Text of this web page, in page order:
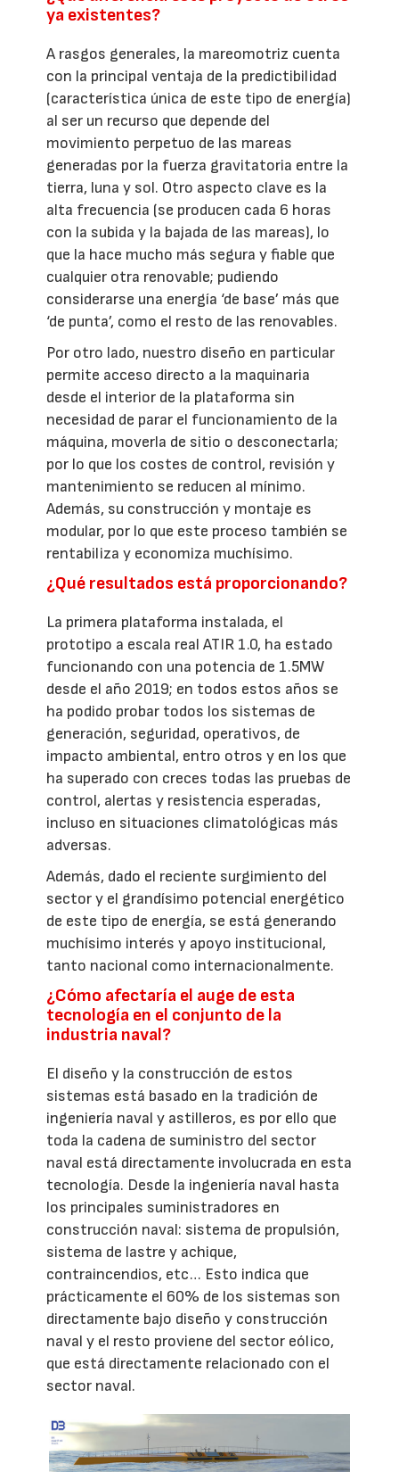
ya existentes?
A rasgos generales, la mareomotriz cuenta
con la principal ventaja de la predictibilidad
(característica única de este tipo de energía)
al ser un recurso que depende del
movimiento perpetuo de las mareas
generadas por la fuerza gravitatoria entre la
tierra, luna y sol. Otro aspecto clave es la
alta frecuencia (se producen cada 6 horas
con la subida y la bajada de las mareas), lo
que la hace mucho más segura y fiable que
cualquier otra renovable; pudiendo
considerarse una energía ‘de base’ más que
‘de punta’, como el resto de las renovables.
Por otro lado, nuestro diseño en particular
permite acceso directo a la maquinaria
desde el interior de la plataforma sin
necesidad de parar el funcionamiento de la
máquina, moverla de sitio o desconectarla;
por lo que los costes de control, revisión y
mantenimiento se reducen al mínimo.
Además, su construcción y montaje es
modular, por lo que este proceso también se
rentabiliza y economiza muchísimo.
¿Qué resultados está proporcionando?
La primera plataforma instalada, el
prototipo a escala real ATIR 1.0, ha estado
funcionando con una potencia de 1.5MW
desde el año 2019; en todos estos años se
ha podido probar todos los sistemas de
generación, seguridad, operativos, de
impacto ambiental, entro otros y en los que
ha superado con creces todas las pruebas de
control, alertas y resistencia esperadas,
incluso en situaciones climatológicas más
adversas.
Además, dado el reciente surgimiento del
sector y el grandísimo potencial energético
de este tipo de energía, se está generando
muchísimo interés y apoyo institucional,
tanto nacional como internacionalmente.
¿Cómo afectaría el auge de esta
tecnología en el conjunto de la
industria naval?
El diseño y la construcción de estos
sistemas está basado en la tradición de
ingeniería naval y astilleros, es por ello que
toda la cadena de suministro del sector
naval está directamente involucrada en esta
tecnología. Desde la ingeniería naval hasta
los principales suministradores en
construcción naval: sistema de propulsión,
sistema de lastre y achique,
contraincendios, etc… Esto indica que
prácticamente el 60% de los sistemas son
directamente bajo diseño y construcción
naval y el resto proviene del sector eólico,
que está directamente relacionado con el
sector naval.